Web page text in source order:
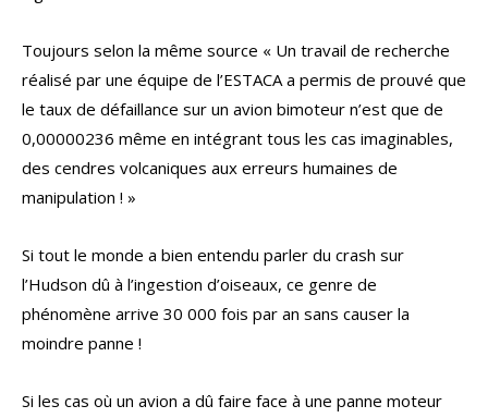
Toujours selon la même source « Un travail de recherche
réalisé par une équipe de l’ESTACA a permis de prouvé que
le taux de défaillance sur un avion bimoteur n’est que de
0,00000236 même en intégrant tous les cas imaginables,
des cendres volcaniques aux erreurs humaines de
manipulation ! »
Si tout le monde a bien entendu parler du crash sur
l’Hudson dû à l’ingestion d’oiseaux, ce genre de
phénomène arrive 30 000 fois par an sans causer la
moindre panne !
Si les cas où un avion a dû faire face à une panne moteur